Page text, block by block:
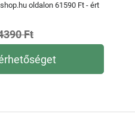
oldalon 61590 Ft - ért
Ft